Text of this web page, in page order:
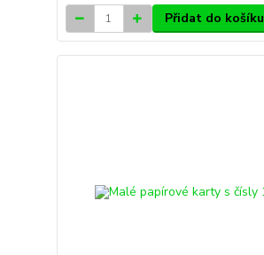
Přidat do košíku